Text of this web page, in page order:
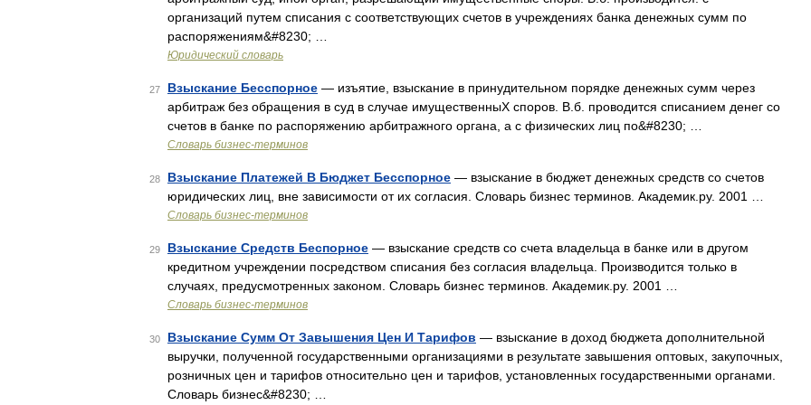
организаций путем списания с соответствующих счетов в учреждениях банка денежных сумм по
распоряжениям&#8230; …
Юридический словарь
27 Взыскание Бесспорное — изъятие, взыскание в принудительном порядке денежных сумм через
арбитраж без обращения в суд в случае имущественныХ споров. В.б. проводится списанием денег со
счетов в банке по распоряжению арбитражного органа, а с физических лиц по&#8230; …
Словарь бизнес-терминов
28 Взыскание Платежей В Бюджет Бесспорное — взыскание в бюджет денежных средств со счетов
юридических лиц, вне зависимости от их согласия. Словарь бизнес терминов. Академик.ру. 2001 …
Словарь бизнес-терминов
29 Взыскание Средств Беспорное — взыскание средств со счета владельца в банке или в другом
кредитном учреждении посредством списания без согласия владельца. Производится только в
случаях, предусмотренных законом. Словарь бизнес терминов. Академик.ру. 2001 …
Словарь бизнес-терминов
30 Взыскание Сумм От Завышения Цен И Тарифов — взыскание в доход бюджета дополнительной
выручки, полученной государственными организациями в результате завышения оптовых, закупочных,
розничных цен и тарифов относительно цен и тарифов, установленных государственными органами.
Словарь бизнес&#8230; …